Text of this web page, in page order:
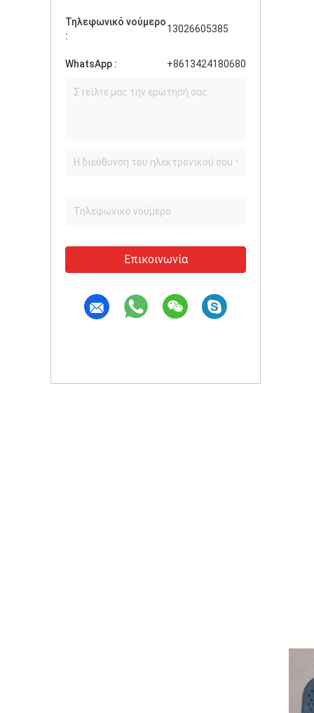
Τηλεφωνικό νούμερο
:
13026605385
WhatsApp : +8613424180680
Επικοινωνία